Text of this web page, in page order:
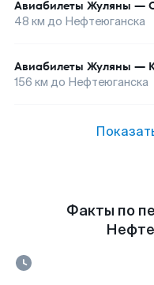
Авиабилеты Жуляны —
48 км до Нефтеюганска
Авиабилеты Жуляны —
156 км до Нефтеюганска
Факты по